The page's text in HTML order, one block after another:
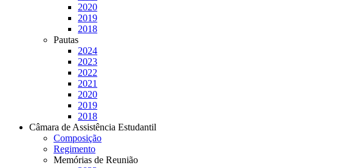
2020
2019
2018
Pautas
2024
2023
2022
2021
2020
2019
2018
Câmara de Assistência Estudantil
Composição
Regimento
Memórias de Reunião